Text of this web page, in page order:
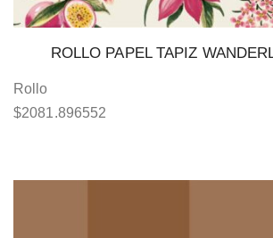
ROLLO PAPEL TAPIZ
Rollo
$2081.896552